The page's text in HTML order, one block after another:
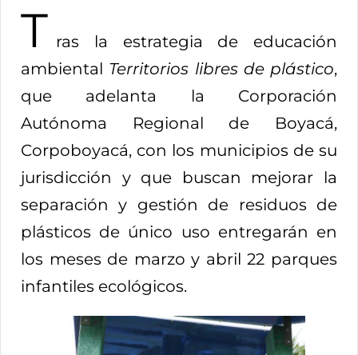
T ras la estrategia de educación
ambiental Territorios libres de plástico,
que adelanta la Corporación
Autónoma Regional de Boyacá,
Corpoboyacá, con los municipios de su
jurisdicción y que buscan mejorar la
separación y gestión de residuos de
plásticos de único uso entregarán en
los meses de marzo y abril 22 parques
infantiles ecológicos.